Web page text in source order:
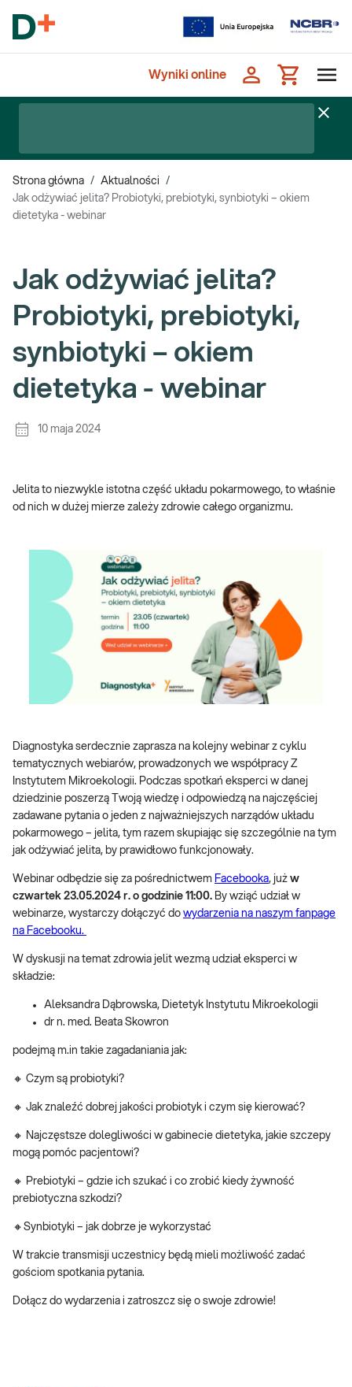
Wyniki online
Strona główna / Aktualności
/
Jak odżywiać jelita? Probiotyki, prebiotyki, synbiotyki – okiem
dietetyka - webinar
Jak odżywiać jelita?
Probiotyki, prebiotyki,
synbiotyki – okiem
dietetyka - webinar
10 maja 2024
Jelita to niezwykle istotna część układu pokarmowego, to właśnie
od nich w dużej mierze zależy zdrowie całego organizmu.
Diagnostyka serdecznie zaprasza na kolejny webinar z cyklu
tematycznych webiarów, prowadzonych we współpracy Z
Instytutem Mikroekologii. Podczas spotkań eksperci w danej
dziedzinie poszerzą Twoją wiedzę i odpowiedzą na najczęściej
zadawane pytania o jeden z najważniejszych narządów układu
pokarmowego – jelita, tym razem skupiając się szczególnie na tym
jak odżywiać jelita, by prawidłowo funkcjonowały.
Webinar odbędzie się za pośrednictwem Facebooka, już w
czwartek 23.05.2024 r. o godzinie 11:00. By wziąć udział w
webinarze, wystarczy dołączyć do wydarzenia na naszym fanpage
na Facebooku.
W dyskusji na temat zdrowia jelit wezmą udział eksperci w
składzie:
Aleksandra Dąbrowska, Dietetyk Instytutu Mikroekologii
dr n. med. Beata Skowron
podejmą m.in takie zagadaniania jak:
🔸 Czym są probiotyki?
🔸 Jak znaleźć dobrej jakości probiotyk i czym się kierować?
🔸 Najczęstsze dolegliwości w gabinecie dietetyka, jakie szczepy
mogą pomóc pacjentowi?
🔸 Prebiotyki – gdzie ich szukać i co zrobić kiedy żywność
prebiotyczna szkodzi?
🔸Synbiotyki – jak dobrze je wykorzystać
W trakcie transmisji uczestnicy będą mieli możliwość zadać
gościom spotkania pytania.
Dołącz do wydarzenia i zatroszcz się o swoje zdrowie!